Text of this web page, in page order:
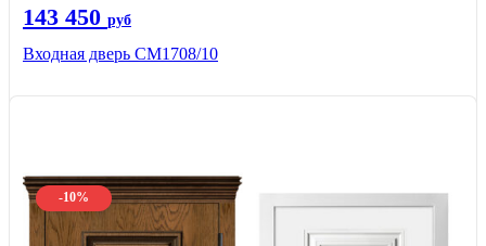
143 450 руб
Входная дверь CМ1708/10
-10%